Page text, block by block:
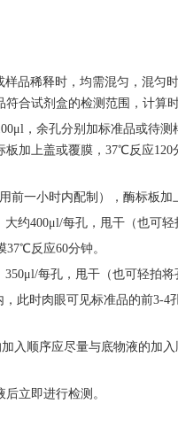
品稀释时，均需混匀，混匀
合试剂盒的检测范围，计算
，余孔分别加标准品或待测
加上盖或覆膜，37℃反应120
一小时内配制），酶标板加
400μl/每孔，甩干（也可轻
反应60分钟。
每孔，甩干（也可轻拍将
时肉眼可见标准品的前3-4
顺序应尽量与底物液的加入
立即进行检测。